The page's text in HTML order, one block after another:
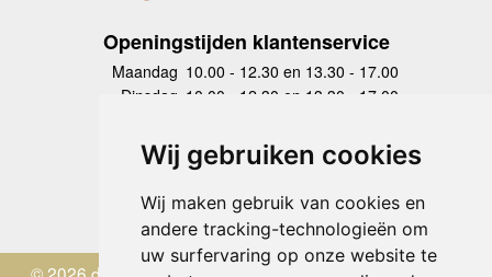
Wij gebruiken cookies
Wij maken gebruik van cookies en
andere tracking-technologieën om
uw surfervaring op onze website te
Openingstijden klantenservice
Maandag 10.00 - 12.30 en 13.30 - 17.00
Dinsdag 10.00 - 12.30 en 13.30 - 17.00
Donderdag
10.00 - 12.30 en 13.30 - 17.00
Vrijdag 10.00 - 12.30 en 13.30 - 17.00
Zaterdag
gesloten
Zondag gesloten